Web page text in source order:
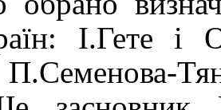
І.Гете
П.Семенова-